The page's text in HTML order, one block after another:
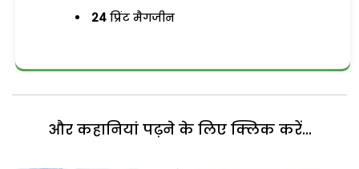
24 प्रिंट मैगजीन
और कहानियां पढ़ने के लिए क्लिक करें...